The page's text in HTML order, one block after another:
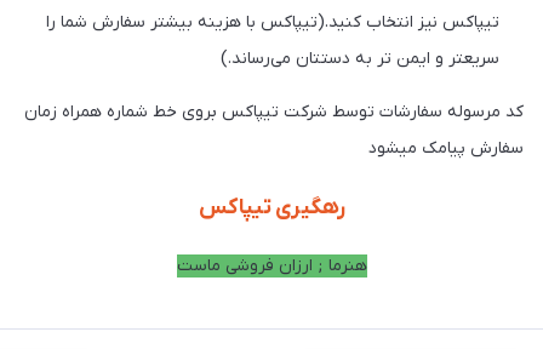
تیپاکس نیز انتخاب کنید.(تیپاکس با هزینه بیشتر سفارش شما را
سریعتر و ایمن تر به دستتان می‌رساند.)
کد مرسوله سفارشات توسط شرکت تیپاکس بروی خط شماره همراه زمان
سفارش پیامک میشود
رهگیری تیپاکس
هنرما ; ارزان فروشی ماست